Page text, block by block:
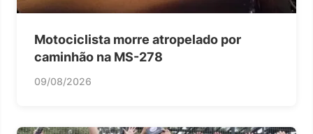
Motociclista morre atropelado por
caminhão na MS-278
09/08/2026